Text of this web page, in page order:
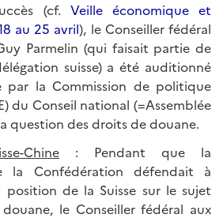
(cf. Veille économique et
au 25 avril), le Conseiller fédéral
Parmelin (qui faisait partie de
suisse) a été auditionné
par la Commission de politique
du Conseil national (=Assemblée
question des droits de douane.
Chine : Pendant que la
la Confédération défendait à
position de la Suisse sur le sujet
le Conseiller fédéral aux